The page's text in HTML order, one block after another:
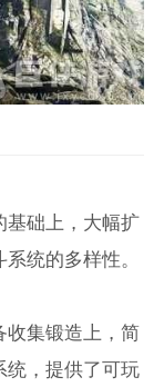
基础上，大幅扩
统的多样性。
收集锻造上，简
统，提供了可玩